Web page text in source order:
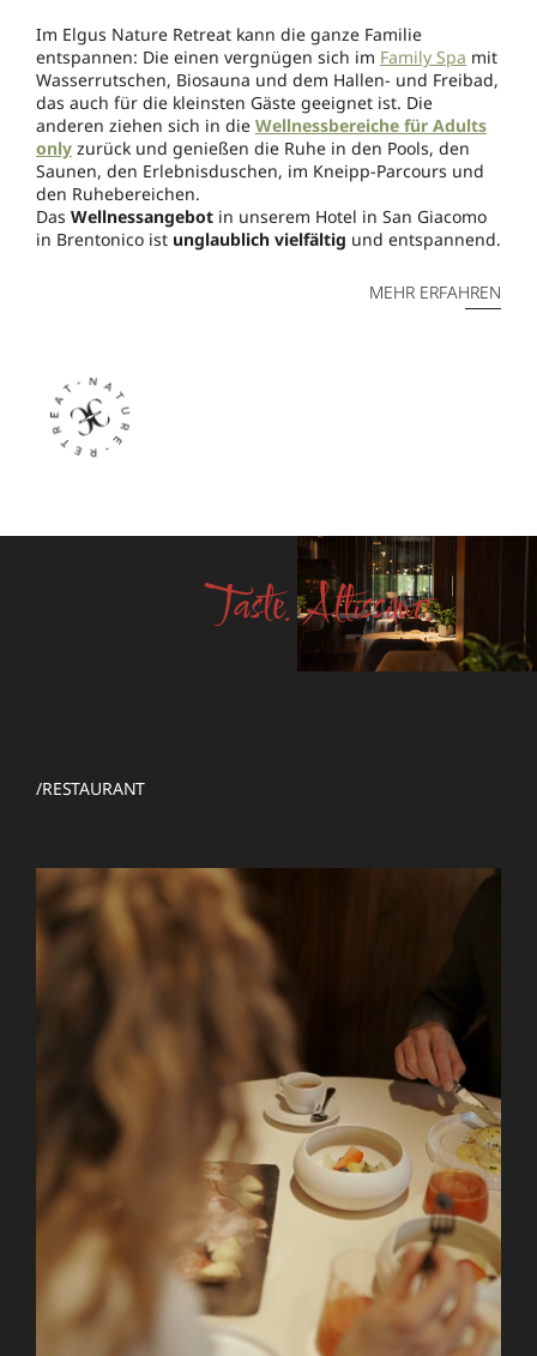
Im Elgus Nature Retreat kann die ganze Familie
entspannen: Die einen vergnügen sich im Family Spa mit
Wasserrutschen, Biosauna und dem Hallen- und Freibad,
das auch für die kleinsten Gäste geeignet ist. Die
anderen ziehen sich in die Wellnessbereiche für Adults
only zurück und genießen die Ruhe in den Pools, den
Saunen, den Erlebnisduschen, im Kneipp-Parcours und
den Ruhebereichen.
Das Wellnessangebot in unserem Hotel in San Giacomo
in Brentonico ist unglaublich vielfältig und entspannend.
MEHR ERFAHREN
Taste. Altissimo.
/RESTAURANT